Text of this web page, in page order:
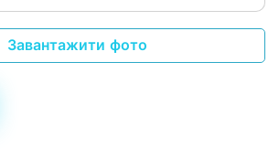
Завантажити фото